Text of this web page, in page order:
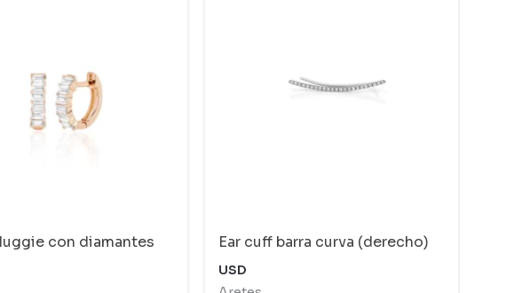
con diamantes Ear cuff barra curva (derecho)
USD